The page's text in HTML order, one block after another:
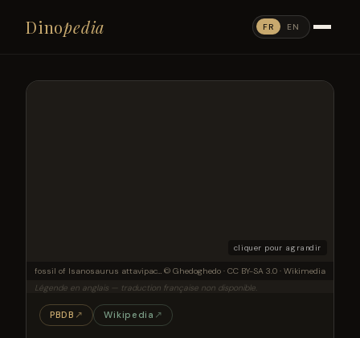
Dinopedia FR EN
cliquer pour agrandir
fossil of Isanosaurus attavipachi, an extinct sauropod © Ghedoghedo · CC BY-SA 3.0 · Wikimedia
Légende en anglais — traduction française non disponible.
PBDB ↗ Wikipedia ↗